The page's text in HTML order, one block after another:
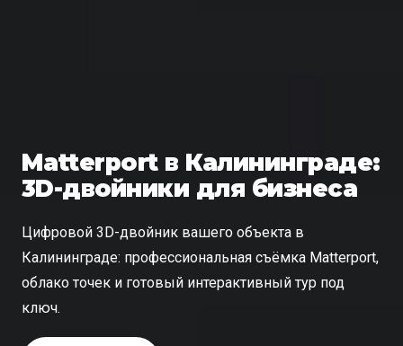
Matterport в Калининграде:
3D-двойники для бизнеса
Цифровой 3D-двойник вашего объекта в
Калининграде: профессиональная съёмка Matterport,
облако точек и готовый интерактивный тур под
ключ.